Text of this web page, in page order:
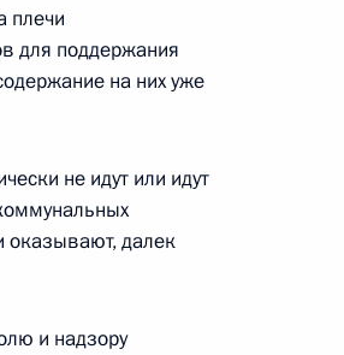
плечи
для поддержания
на них уже
не идут или идут
оказывают, далек
и надзору